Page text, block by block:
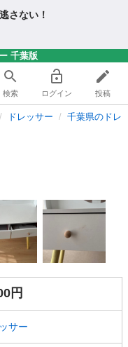
さない！
千葉版
検索 ログイン 投稿
ドレッサー 千葉県のドレ
円
サー